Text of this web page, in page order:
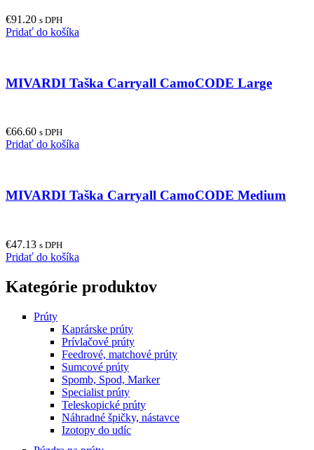
€91.20 s DPH
Pridať do košíka
MIVARDI Taška Carryall CamoCODE Large
€66.60 s DPH
Pridať do košíka
MIVARDI Taška Carryall CamoCODE Medium
€47.13 s DPH
Pridať do košíka
Kategórie produktov
Prúty
Kaprárske prúty
Prívlačové prúty
Feedrové, matchové prúty
Sumcové prúty
Spomb, Spod, Marker
Specialist prúty
Teleskopické prúty
Náhradné špičky, nástavce
Izotopy do udíc